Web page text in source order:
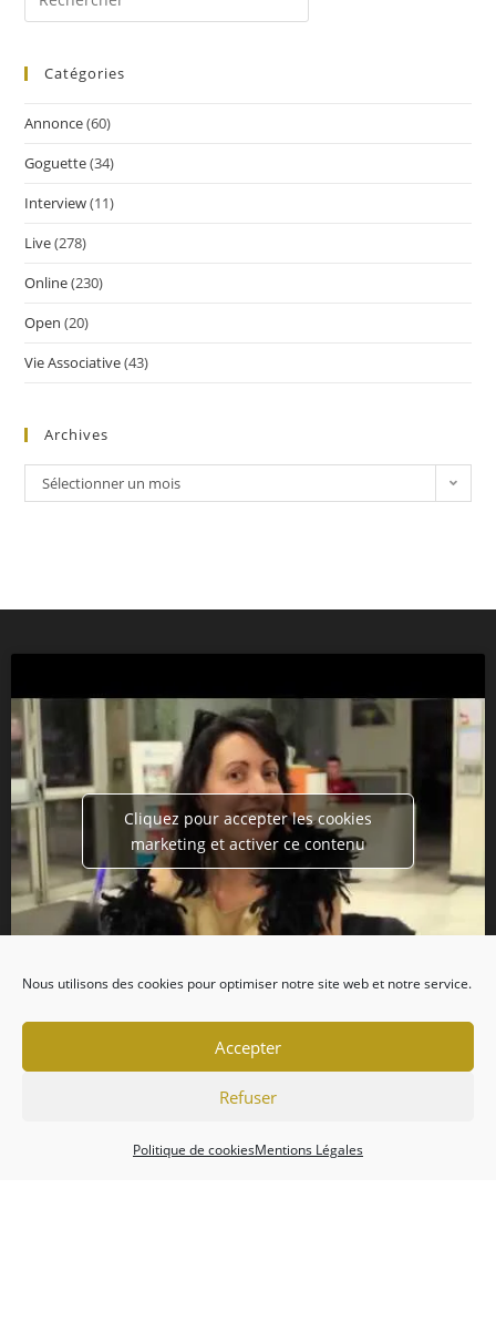
Nous utilisons des cookies pour optimiser notre site web et notre service.
Accepter
Refuser
Politique de cookiesMentions Légales
Catégories
Annonce(60)
Goguette(34)
Interview(11)
Live(278)
Online(230)
Open (20)
Vie Associative(43)
Archives
Sélectionner un mois
Cliquez pour accepter les cookies
marketing et activer ce contenu